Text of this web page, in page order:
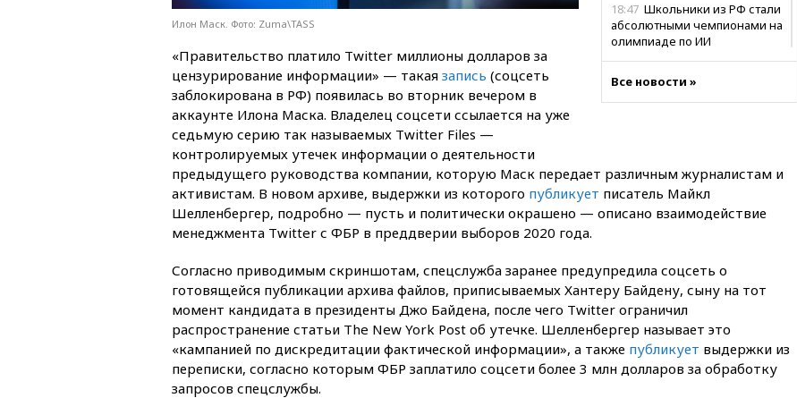
18:47 Школьники из РФ стали
абсолютными чемпионами на
олимпиаде по ИИ
результате удара ВСУ по
многоэтажке в Керчи
18:18 Товарооборот Китая и
более чем на четверть
Белгородскую область
17:48 Bloomberg:
авиакомпании США обязали
проверить самолеты Boeing на
наличие трещин
Все новости »
Илон Маск. Фото: Zuma\TASS
«Правительство платило Twitter миллионы долларов за
цензурирование информации» — такая запись (соцсеть
заблокирована в РФ) появилась во вторник вечером в
аккаунте Илона Маска. Владелец соцсети ссылается на уже
седьмую серию так называемых Twitter Files —
контролируемых утечек информации о деятельности
предыдущего руководства компании, которую Маск передает различным журналистам и
активистам. В новом архиве, выдержки из которого публикует писатель Майкл
Шелленбергер, подробно — пусть и политически окрашено — описано взаимодействие
менеджмента Twitter с ФБР в преддверии выборов 2020 года.
Согласно приводимым скриншотам, спецслужба заранее предупредила соцсеть о
готовящейся публикации архива файлов, приписываемых Хантеру Байдену, сыну на тот
момент кандидата в президенты Джо Байдена, после чего Twitter ограничил
распространение статьи The New York Post об утечке. Шелленбергер называет это
«кампанией по дискредитации фактической информации», а также публикует выдержки из
переписки, согласно которым ФБР заплатило соцсети более 3 млн долларов за обработку
запросов спецслужбы.